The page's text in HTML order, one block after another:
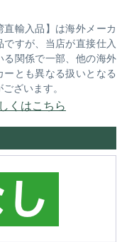
直輸入品】は海外メーカ
ですが、当店が直接仕入
る関係で一部、他の海外
ーとも異なる扱いとなる
ざいます。
くはこちら